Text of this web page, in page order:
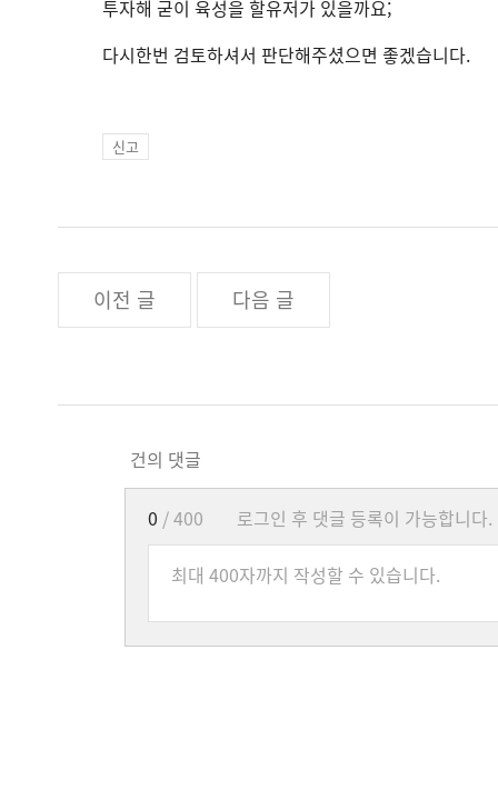
투자해 굳이 육성을 할유저가 있을까요;
다시한번 검토하셔서 판단해주셨으면 좋겠습니다.
신고
이전 글 다음 글
건의 댓글
로그인 후 댓글 등록이 가능합니다.
0 / 400